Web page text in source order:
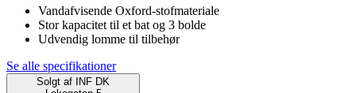
Vandafvisende Oxford-stofmateriale
Stor kapacitet til et bat og 3 bolde
Udvendig lomme til tilbehør
Se alle specifikationer
Solgt af
INF DK